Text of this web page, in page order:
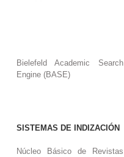
Bielefeld Academic Search
Engine (BASE)
SISTEMAS DE INDIZACIÓN
Núcleo Básico de Revistas